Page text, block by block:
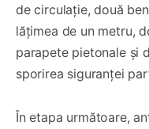
de circulație, două
lățimea de un metru,
parapete pietonale și
sporirea siguranței
În etapa următoare,